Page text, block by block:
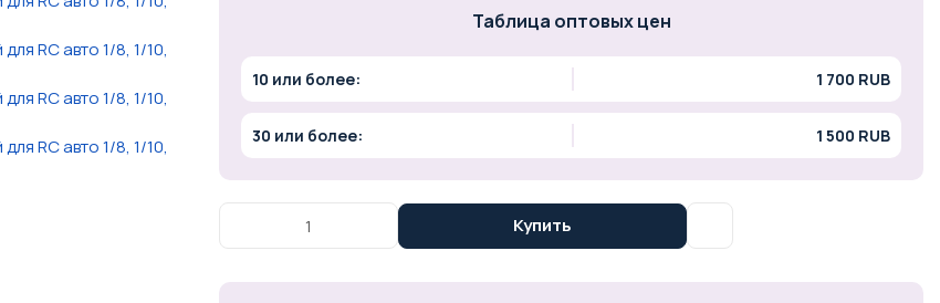
Таблица оптовых цен
10 или более: 1 700 RUB
30 или более: 1 500 RUB
Купить